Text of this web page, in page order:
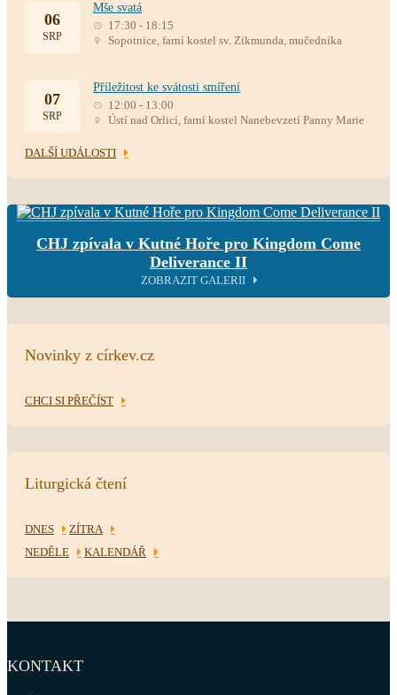
06
SRP
Mše svatá
17:30 - 18:15
Sopotnice, farní kostel sv. Zikmunda, mučedníka
07
SRP
Příležitost ke svátosti smíření
12:00 - 13:00
Ústí nad Orlicí, farní kostel Nanebevzetí Panny Marie
DALŠÍ UDÁLOSTI
CHJ zpívala v Kutné Hoře pro Kingdom Come
Deliverance II
ZOBRAZIT GALERII
Novinky z církev.cz
CHCI SI PŘEČÍST
Liturgická čtení
DNES
ZÍTRA
NEDĚLE
KALENDÁŘ
KONTAKT